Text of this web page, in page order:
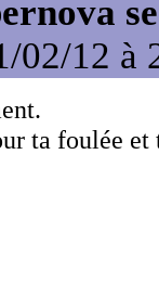
02/12 à
ta foulée